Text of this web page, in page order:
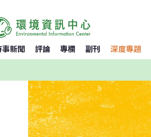
事新聞 評論 專欄 副刊 深度專題